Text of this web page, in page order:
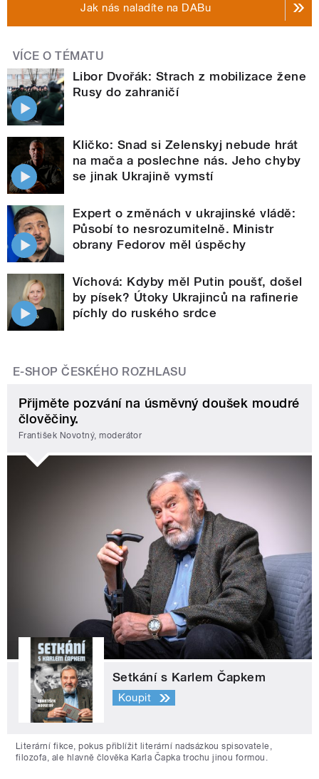
Jak nás naladíte na DABu
VÍCE O TÉMATU
Libor Dvořák: Strach z mobilizace žene
Rusy do zahraničí
Kličko: Snad si Zelenskyj nebude hrát
na mača a poslechne nás. Jeho chyby
se jinak Ukrajině vymstí
Expert o změnách v ukrajinské vládě:
Působí to nesrozumitelně. Ministr
obrany Fedorov měl úspěchy
Víchová: Kdyby měl Putin poušť, došel
by písek? Útoky Ukrajinců na rafinerie
píchly do ruského srdce
E-SHOP ČESKÉHO ROZHLASU
Přijměte pozvání na úsměvný doušek moudré
člověčiny.
František Novotný, moderátor
Setkání s Karlem Čapkem
Koupit
Literární fikce, pokus přiblížit literární nadsázkou spisovatele,
filozofa, ale hlavně člověka Karla Čapka trochu jinou formou.